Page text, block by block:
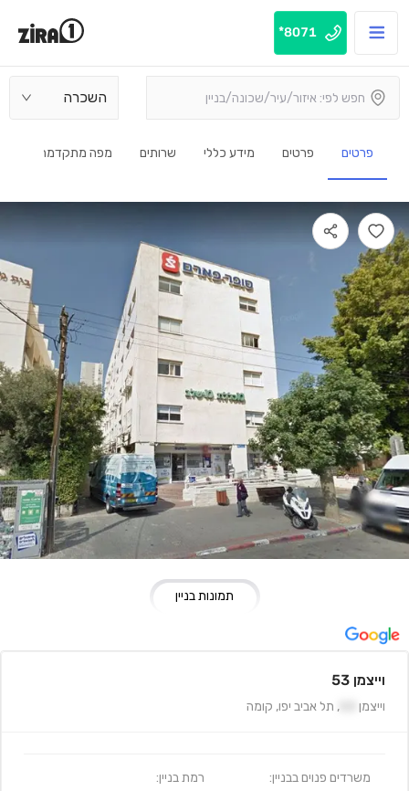
8071*
השכרה
פרטים פרטים מידע כללי שרותים מפה מתקדמת
תמונות בניין
וייצמן 53
וייצמן , תל אביב יפו, קומה
משרדים פנוים בבניין: רמת בניין: